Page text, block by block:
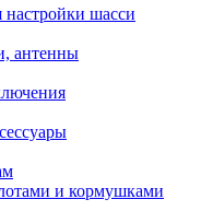
шасси
антенны
и кормушками